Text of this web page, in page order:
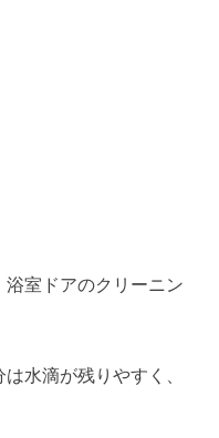
浴室ドアのクリーニン
水滴が残りやすく、